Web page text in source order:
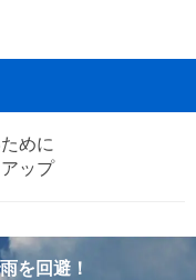
めに
ップ
を回避！